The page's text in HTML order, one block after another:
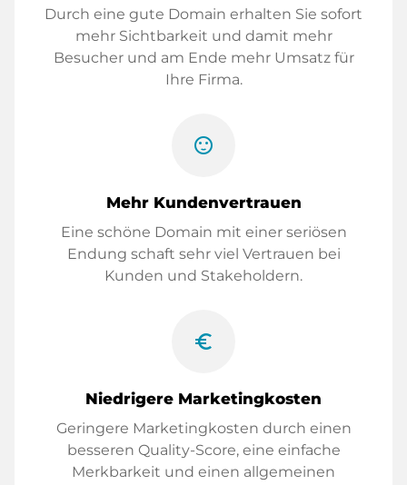
Durch eine gute Domain erhalten Sie sofort
mehr Sichtbarkeit und damit mehr
Besucher und am Ende mehr Umsatz für
Ihre Firma.
sentiment_satisfied
Mehr Kundenvertrauen
Eine schöne Domain mit einer seriösen
Endung schaft sehr viel Vertrauen bei
Kunden und Stakeholdern.
euro_symbol
Niedrigere Marketingkosten
Geringere Marketingkosten durch einen
besseren Quality-Score, eine einfache
Merkbarkeit und einen allgemeinen